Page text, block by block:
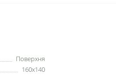
Поверхня
160x140